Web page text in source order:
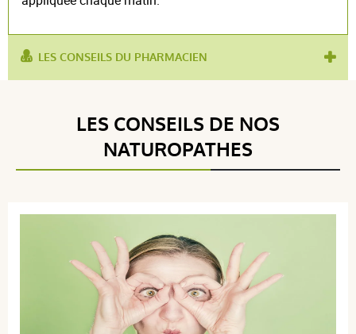
LES CONSEILS DU PHARMACIEN
LES CONSEILS DE NOS
NATUROPATHES